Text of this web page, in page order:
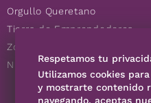
Orgullo Queretano
Tierra de Emprendedores
Zoociales
Nuevos Queretanos
Respetamos tu
Utilizamos cookies
y mostrarte contenido
navegando, aceptas